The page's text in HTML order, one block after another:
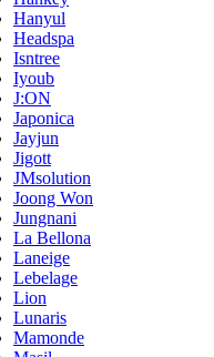
Hanyul
Headspa
Isntree
Iyoub
J:ON
Japonica
Jayjun
Jigott
JMsolution
Joong Won
Jungnani
La Bellona
Laneige
Lebelage
Lion
Lunaris
Mamonde